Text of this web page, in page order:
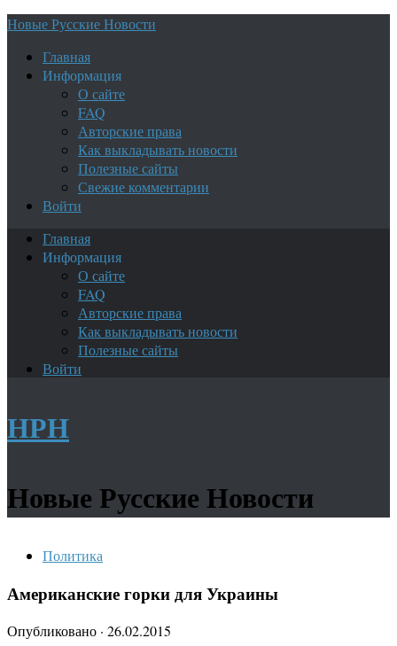
Новые Русские Новости
Главная
Информация
О сайте
FAQ
Авторские права
Как выкладывать новости
Полезные сайты
Свежие комментарии
Войти
Главная
Информация
О сайте
FAQ
Авторские права
Как выкладывать новости
Полезные сайты
Войти
НРН
Новые Русские Новости
Политика
Американские горки для Украины
Опубликовано · 26.02.2015